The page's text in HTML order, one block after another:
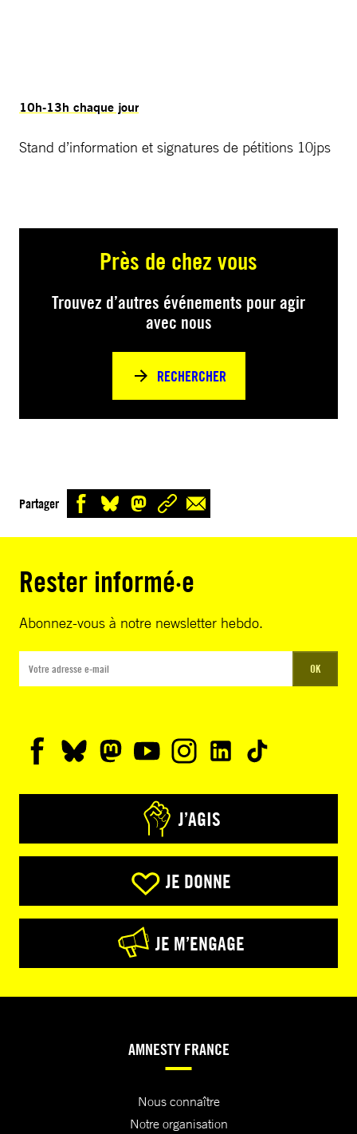
10h-13h chaque jour
Stand d’information et signatures de pétitions 10jps
Près de chez vous
Trouvez d’autres événements pour agir
avec nous
RECHERCHER
Partager
Rester informé·e
Abonnez-vous à notre newsletter hebdo.
OK
J’AGIS
JE DONNE
JE M’ENGAGE
AMNESTY FRANCE
Nous connaître
Notre organisation